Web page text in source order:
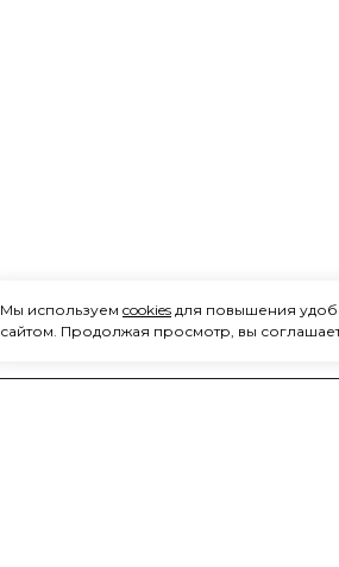
Мы используем cookies для повышения
сайтом. Продолжая просмотр, вы